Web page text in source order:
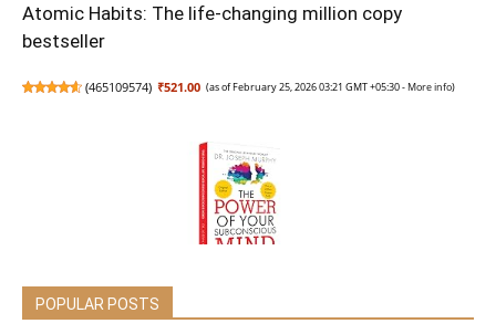
Atomic Habits: The life-changing million copy
bestseller
(465109574) ₹521.00 (as of February 25, 2026 03:21 GMT +05:30 -More info)
POPULAR POSTS